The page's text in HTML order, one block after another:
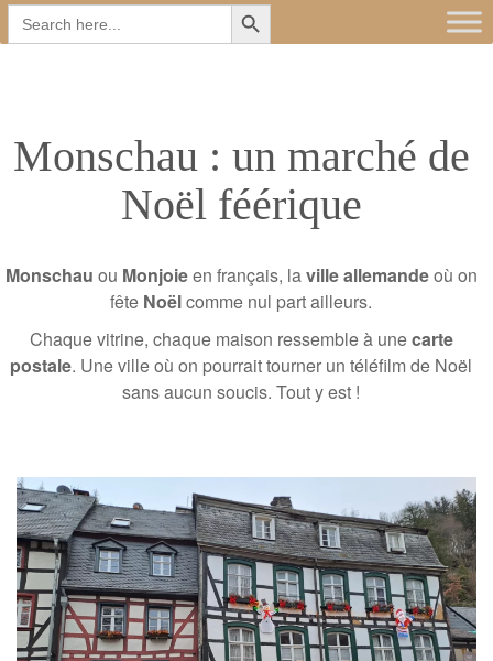
Search
for:
Main
menu
Skip
Monschau : un marché de
Noël féérique
Monschau ou Monjoieen français, laville allemandeoù on
fête Noëlcomme nul part ailleurs.
Chaque vitrine, chaque maison ressemble à unecarte
postale. Une ville où on pourrait tourner un téléfilm de Noël
sans aucun soucis. Tout y est !